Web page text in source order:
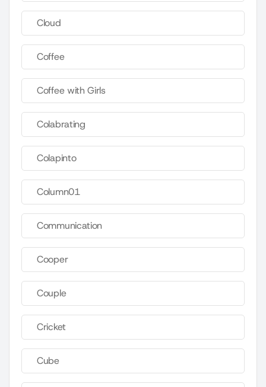
Cloud
Coffee
Coffee with Girls
Colabrating
Colapinto
Column01
Communication
Cooper
Couple
Cricket
Cube